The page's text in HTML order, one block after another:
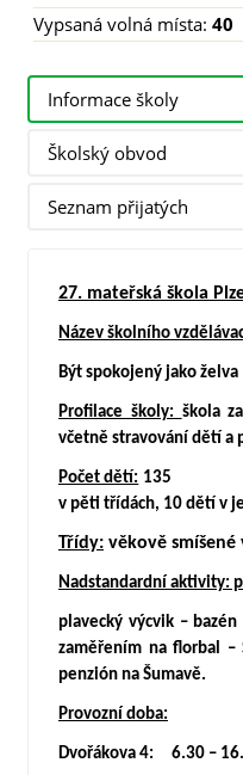
Vypsaná volná místa: 40
Informace školy
Školský obvod
Seznam přijatých
27. mateřská škola
Název školního
Být spokojený jako želva
Profilace školy: škola
včetně stravování dětí a
Počet dětí:
v pěti třídách, 10 dětí v
Třídy: věkově
Nadstandardní aktivity:
plavecký výcvik –
zaměřením na florbal –
penzión na Šumavě.
Provozní doba:
Dvořákova 4: 6.30 –